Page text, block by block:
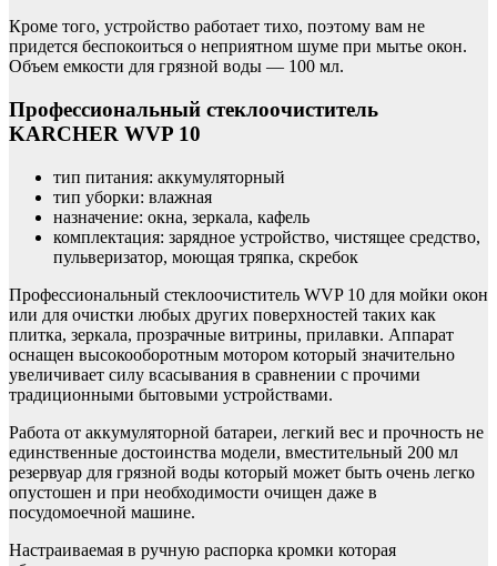
Кроме того, устройство работает тихо, поэтому вам не
придется беспокоиться о неприятном шуме при мытье окон.
Объем емкости для грязной воды — 100 мл.
Профессиональный стеклоочиститель
KARCHER WVP 10
тип питания: аккумуляторный
тип уборки: влажная
назначение: окна, зеркала, кафель
комплектация: зарядное устройство, чистящее средство,
пульверизатор, моющая тряпка, скребок
Профессиональный стеклоочиститель WVP 10 для мойки окон
или для очистки любых других поверхностей таких как
плитка, зеркала, прозрачные витрины, прилавки. Аппарат
оснащен высокооборотным мотором который значительно
увеличивает силу всасывания в сравнении с прочими
традиционными бытовыми устройствами.
Работа от аккумуляторной батареи, легкий вес и прочность не
единственные достоинства модели, вместительный 200 мл
резервуар для грязной воды который может быть очень легко
опустошен и при необходимости очищен даже в
посудомоечной машине.
Настраиваемая в ручную распорка кромки которая